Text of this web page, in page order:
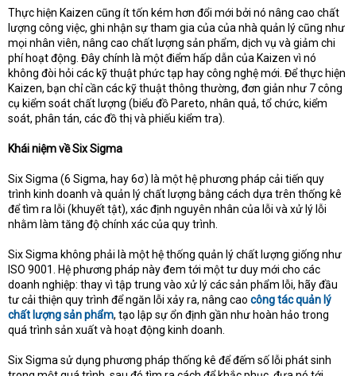
Thực hiện Kaizen cũng ít tốn kém hơn đổi mới bởi nó nâng cao chất
lượng công việc, ghi nhận sự tham gia của của nhà quản lý cũng như
mọi nhân viên, nâng cao chất lượng sản phẩm, dịch vụ và giảm chi
phí hoạt động. Đây chính là một điểm hấp dẫn của Kaizen vì nó
không đòi hỏi các kỹ thuật phức tạp hay công nghệ mới. Để thực hiện
Kaizen, bạn chỉ cần các kỹ thuật thông thường, đơn giản như 7 công
cụ kiểm soát chất lượng (biểu đồ Pareto, nhân quả, tổ chức, kiểm
soát, phân tán, các đồ thị và phiếu kiểm tra).
Khái niệm về Six Sigma
Six Sigma (6 Sigma, hay 6σ) là một hệ phương pháp cải tiến quy
trình kinh doanh và quản lý chất lượng bằng cách dựa trên thống kê
để tìm ra lỗi (khuyết tật), xác định nguyên nhân của lỗi và xử lý lỗi
nhằm làm tăng độ chính xác của quy trình.
Six Sigma không phải là một hệ thống quản lý chất lượng giống như
ISO 9001. Hệ phương pháp này đem tới một tư duy mới cho các
doanh nghiệp: thay vì tập trung vào xử lý các sản phẩm lỗi, hãy đầu
tư cải thiện quy trình để ngăn lỗi xảy ra, nâng cao công tác quản lý
chất lượng sản phẩm, tạo lập sự ổn định gần như hoàn hảo trong
quá trình sản xuất và hoạt động kinh doanh.
Six Sigma sử dụng phương pháp thống kê để đếm số lỗi phát sinh